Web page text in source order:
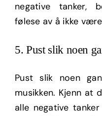
negative tanker,
følese av å ikke
5. Pust slik noen
Pust slik noen
musikken. Kjenn at
alle negative